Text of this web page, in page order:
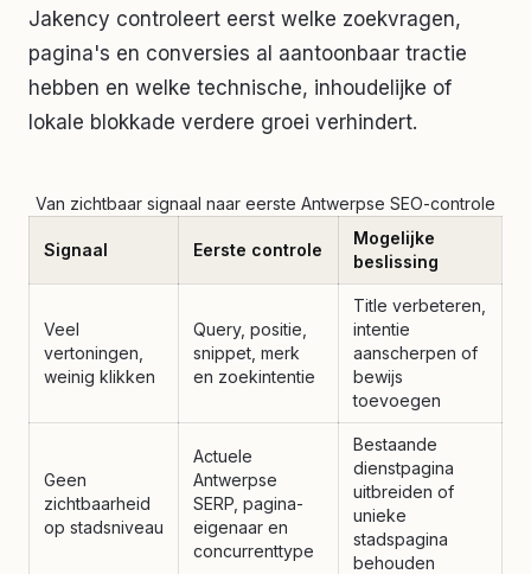
Jakency controleert eerst welke zoekvragen,
pagina's en conversies al aantoonbaar tractie
hebben en welke technische, inhoudelijke of
lokale blokkade verdere groei verhindert.
Van zichtbaar signaal naar eerste Antwerpse SEO-controle
Signaal Eerste controle
Mogelijke
beslissing
Veel
vertoningen,
weinig klikken
Query, positie,
snippet, merk
en zoekintentie
Title verbeteren,
intentie
aanscherpen of
bewijs
toevoegen
Geen
zichtbaarheid
op stadsniveau
Actuele
Antwerpse
SERP, pagina-
eigenaar en
concurrenttype
Bestaande
dienstpagina
uitbreiden of
unieke
stadspagina
behouden